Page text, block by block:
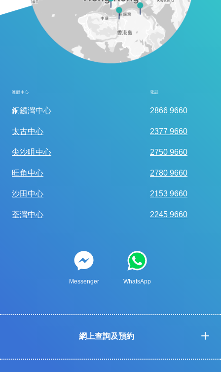
護眼中心 電話
銅鑼灣中心 2866 9660
太古中心 2377 9660
尖沙咀中心 2750 9660
旺角中心 2780 9660
沙田中心 2153 9660
荃灣中心 2245 9660
Messenger WhatsApp
網上查詢及預約